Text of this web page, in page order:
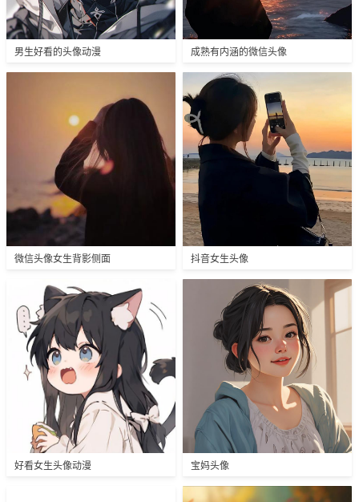
男生好看的头像动漫 成熟有内涵的微信头像
微信头像女生背影侧面 抖音女生头像
好看女生头像动漫 宝妈头像